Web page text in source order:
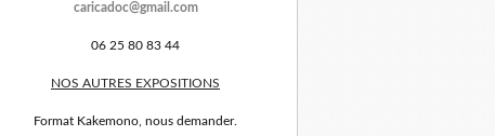
caricadoc@gmail.com
06 25 80 83 44
NOS AUTRES EXPOSITIONS
Format Kakemono, nous demander.